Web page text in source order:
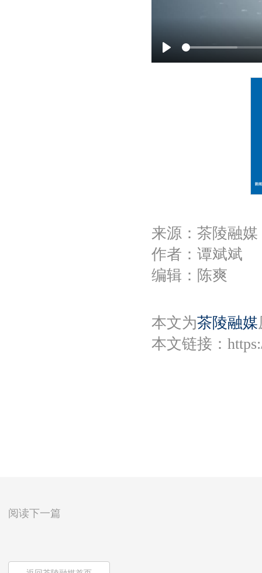
P
来源：茶陵融媒
作者：谭斌斌
编辑：陈爽
本文为茶陵融媒
本文链接：
阅读下一篇